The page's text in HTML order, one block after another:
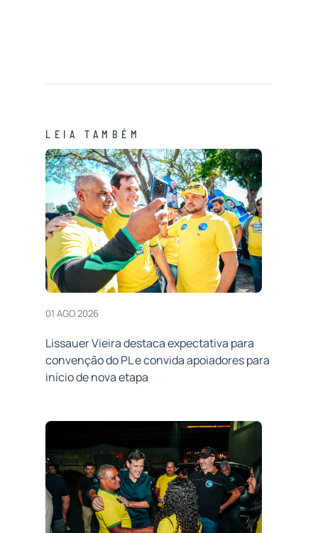
LEIA TAMBÉM
01 AGO 2026
Lissauer Vieira destaca expectativa para
convenção do PL e convida apoiadores para
início de nova etapa